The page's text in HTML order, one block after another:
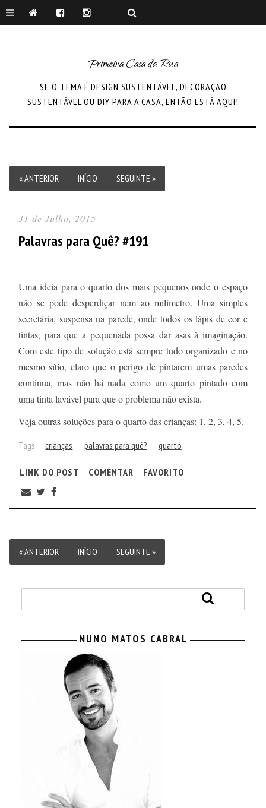
Primeira Casa da Rua
SE O TEMA É DESIGN SUSTENTÁVEL, DECORAÇÃO
SUSTENTÁVEL OU DIY PARA A CASA, ENTÃO ESTÁ AQUI!
« ANTERIOR INÍCIO SEGUINTE »
31 de Julho, 2015
Palavras para Quê? #191
Uma ideia para o quarto dos mais pequenos onde o espaço
não se pode desperdiçar nem ao milímetro. Uma simples
secretária, suspensa na parede, onde todos os lápis de cor e
tintas, para que a pequenada possa dar asas à imaginação.
Com este tipo de solução está sempre tudo organizado e no
mesmo sítio, claro que o perigo de pintarem umas paredes
continua, mas não há nada como um quarto pintado com
uma tinta lavável para que o problema não exista.
Veja outras soluções para o quarto das crianças: 1, 2, 3, 4, 5.
Tags: crianças palavras para quê? quarto
LINK DO POST COMENTAR FAVORITO
« ANTERIOR INÍCIO SEGUINTE »
NUNO MATOS CABRAL